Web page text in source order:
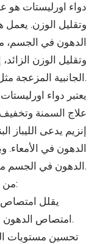
دواء اورليستات هو
وتقليل الوزن.
الدهون في الجسم،
وتقليل الوزن
الجانبية المزعجة مثل اضطرابات في الجهاز الهضمي.
يعتبر دواء
علاج السمنة
إنزيم يدعى
الدهون في الأمعاء.
الدهون في الجسم مما يساعد في فقدان الوزن.
من أهم فوائد اورليستات في تخفيف الوزن:
امتصاص الدهون في الجسم مما يساعد في خفض الوزن.